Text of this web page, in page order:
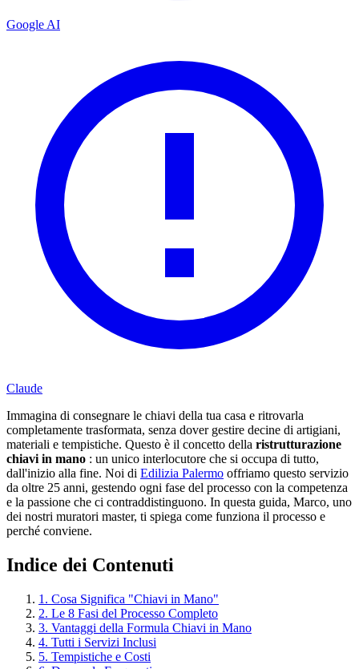
Google AI
Claude
Immagina di consegnare le chiavi della tua casa e ritrovarla
completamente trasformata, senza dover gestire decine di artigiani,
materiali e tempistiche. Questo è il concetto della ristrutturazione
chiavi in mano : un unico interlocutore che si occupa di tutto,
dall'inizio alla fine. Noi di Edilizia Palermo offriamo questo servizio
da oltre 25 anni, gestendo ogni fase del processo con la competenza
e la passione che ci contraddistinguono. In questa guida, Marco, uno
dei nostri muratori master, ti spiega come funziona il processo e
perché conviene.
Indice dei Contenuti
1. Cosa Significa "Chiavi in Mano"
2. Le 8 Fasi del Processo Completo
3. Vantaggi della Formula Chiavi in Mano
4. Tutti i Servizi Inclusi
5. Tempistiche e Costi